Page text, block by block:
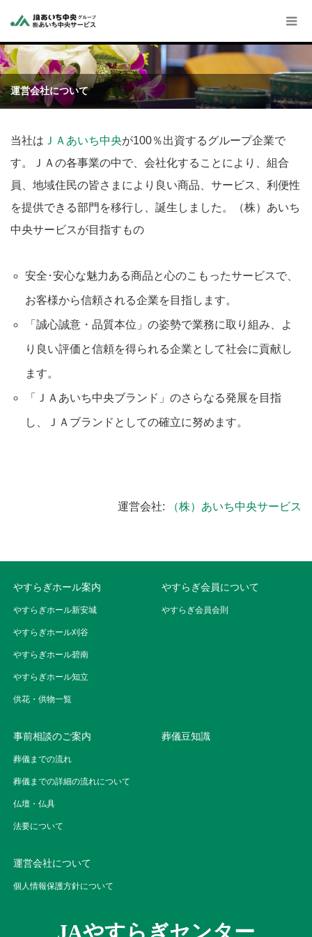
運営会社について
当社は ＪＡあいち中央が100％出資するグループ企業で
す。ＪＡの各事業の中で、会社化することにより、組合
員、地域住民の皆さまにより良い商品、サービス、利便性
を提供できる部門を移行し、誕生しました。（株）あいち
中央サービスが目指すもの
安全･安心な魅力ある商品と心のこもったサービスで、
お客様から信頼される企業を目指します。
「誠心誠意・品質本位」の姿勢で業務に取り組み、よ
り良い評価と信頼を得られる企業として社会に貢献し
ます。
「ＪＡあいち中央ブランド」のさらなる発展を目指
し、ＪＡブランドとしての確立に努めます。
運営会社: （株）あいち中央サービス
やすらぎホール案内
やすらぎホール新安城
やすらぎホール刈谷
やすらぎホール碧南
やすらぎホール知立
供花・供物一覧
やすらぎ会員について
やすらぎ会員会則
事前相談のご案内
葬儀までの流れ
葬儀までの詳細の流れについて
仏壇・仏具
法要について
葬儀豆知識
運営会社について
個人情報保護方針について
JAやすらぎセンター